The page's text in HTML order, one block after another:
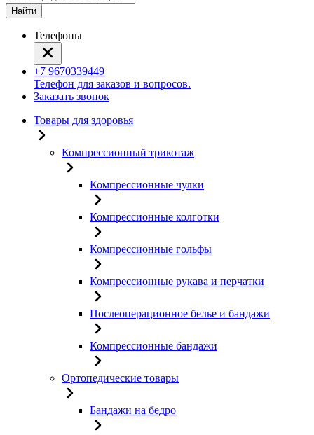
Найти
Телефоны
+7 9670339449
Телефон для заказов и вопросов.
Заказать звонок
Товары для здоровья
Компрессионный трикотаж
Компрессионные чулки
Компрессионные колготки
Компрессионные гольфы
Компрессионные рукава и перчатки
Послеоперационное белье и бандажи
Компрессионные бандажи
Ортопедические товары
Бандажи на бедро